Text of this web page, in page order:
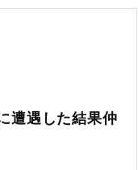
遭遇した結果仲